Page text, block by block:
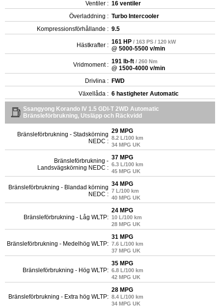
Ventiler : 16 ventiler
Överladdning : Turbo Intercooler
Kompressionsförhållande : 9.5
Hästkrafter : 161 HP / 163 PS / 120 kW
@ 5000-5500 v/min
Vridmoment : 191 lb-ft / 260 Nm
@ 1500-4000 v/min
Drivlina : FWD
Växellåda : 6 hastigheter Automatic
Ssangyong Korando IV 1.5 GDI-T 2WD Automatic
Bränsleförbrukning, Utsläpp och Räckvidd
Bränsleförbrukning - Stadskörning
NEDC :
29 MPG
8.2 L/100 km
34 MPG UK
Bränsleförbrukning -
Landsvägskörning NEDC :
37 MPG
6.3 L/100 km
45 MPG UK
Bränsleförbrukning - Blandad körning
NEDC :
34 MPG
7 L/100 km
40 MPG UK
Bränsleförbrukning - Låg WLTP:
24 MPG
10 L/100 km
28 MPG UK
Bränsleförbrukning - Medelhög WLTP:
31 MPG
7.6 L/100 km
37 MPG UK
Bränsleförbrukning - Hög WLTP:
35 MPG
6.8 L/100 km
42 MPG UK
Bränsleförbrukning - Extra hög WLTP:
28 MPG
8.4 L/100 km
34 MPG UK